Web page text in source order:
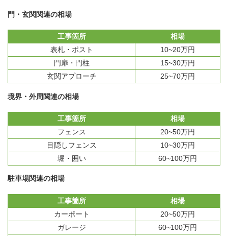
門・玄関関連の相場
工事箇所
相場
表札・ポスト
10~20万円
門扉・門柱
15~30万円
玄関アプローチ
25~70万円
境界・外周関連の相場
工事箇所
相場
フェンス
20~50万円
目隠しフェンス
10~30万円
堀・囲い
60~100万円
駐車場関連の相場
工事箇所
相場
カーポート
20~50万円
ガレージ
60~100万円